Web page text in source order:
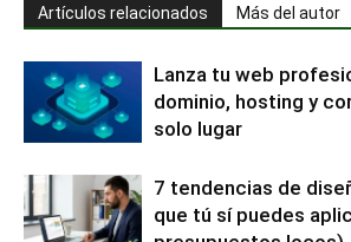
Artículos relacionados Más del autor
Lanza tu web
dominio, hosting y
solo lugar
7 tendencias de
que tú sí puedes